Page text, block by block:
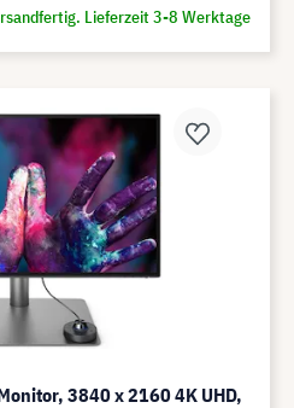
Lieferzeit 3-8 Werktage
3840 x 2160 4K UHD,